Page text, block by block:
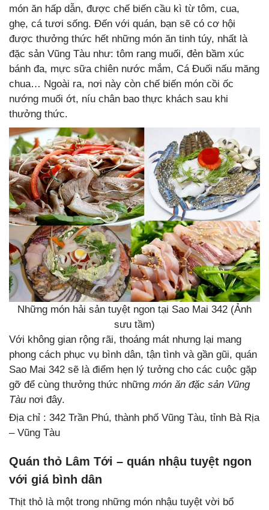
món ăn hấp dẫn, được chế biến cầu kì từ tôm, cua,
ghẹ, cá tươi sống. Đến với quán, bạn sẽ có cơ hội
được thưởng thức hết những món ăn tinh túy, nhất là
đặc sản Vũng Tàu như: tôm rang muối, đẻn bầm xúc
bánh đa, mực sữa chiên nước mắm, Cá Đuối nấu măng
chua… Ngoài ra, nơi này còn chế biến món cồi ốc
nướng muối ớt, níu chân bao thực khách sau khi
thưởng thức.
Những món hải sản tuyệt ngon tại Sao Mai 342 (Ảnh
sưu tầm)
Với không gian rộng rãi, thoáng mát nhưng lại mang
phong cách phục vụ bình dân, tận tình và gần gũi, quán
Sao Mai 342 sẽ là điểm hẹn lý tưởng cho các cuộc gặp
gỡ để cùng thưởng thức những món ăn đặc sản Vũng
Tàu nơi đây.
Địa chỉ : 342 Trần Phú, thành phố Vũng Tàu, tỉnh Bà Rịa
– Vũng Tàu
Quán thỏ Lâm Tới – quán nhậu tuyệt ngon
với giá bình dân
Thịt thỏ là một trong những món nhậu tuyệt vời bổ